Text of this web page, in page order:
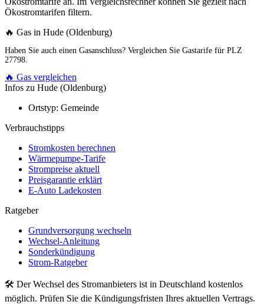
Ökostromtarifen filtern.
🔥 Gas in Hude (Oldenburg)
Haben Sie auch einen Gasanschluss? Vergleichen Sie Gastarife für PLZ
27798.
🔥 Gas vergleichen
Infos zu Hude (Oldenburg)
Ortstyp: Gemeinde
Verbrauchstipps
Stromkosten berechnen
Wärmepumpe-Tarife
Strompreise aktuell
Preisgarantie erklärt
E-Auto Ladekosten
Ratgeber
Grundversorgung wechseln
Wechsel-Anleitung
Sonderkündigung
Strom-Ratgeber
🛠 Der Wechsel des Stromanbieters ist in Deutschland kostenlos
möglich. Prüfen Sie die Kündigungsfristen Ihres aktuellen Vertrags.